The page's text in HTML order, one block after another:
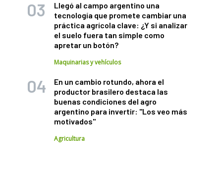
Llegó al campo argentino una
tecnología que promete cambiar una
práctica agrícola clave: ¿Y si analizar
el suelo fuera tan simple como
apretar un botón?
Maquinarias y vehículos
En un cambio rotundo, ahora el
productor brasilero destaca las
buenas condiciones del agro
argentino para invertir: "Los veo más
motivados"
Agricultura